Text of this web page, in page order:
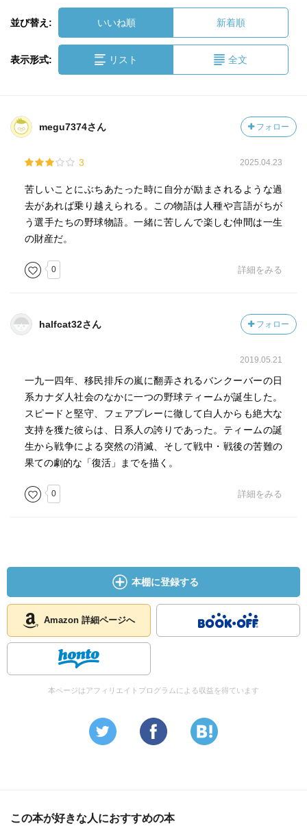
並び替え: いいね順 新着順
表示形式: リスト 全文
megu7374さん フォロー
3 2025.04.23
苦しいことにぶちあたった時に自分が励まされるような過
去があれば乗り越えられる。この物語は人種や言語がちが
う選手たちの野球物語。一緒に苦しんで楽しむ仲間は一生
の財産だ。
0 詳細をみる
halfcat32さん フォロー
2019.05.21
一九一四年、移民排斥の嵐に翻弄されるバンクーバーの日
系カナダ人社会のなかに一つの野球ティームが誕生した。
スピードと堅守、フェアプレーに徹して白人からも絶大な
支持を獲た彼らは、日系人の誇りであった。ティームの誕
生から戦争による突然の消滅、そして戦中・戦後の苦難の
果ての劇的な「復活」までを描く。
0 詳細をみる
本棚に登録する
Amazon 詳細ページへ
本ページはアフィリエイトプログラムによる収益を得ています
この本が好きな人におすすめの本